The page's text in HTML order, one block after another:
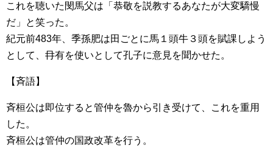
これを聴いた閔馬父は「恭敬を説教するあなたが大変驕慢
だ」と笑った。
紀元前483年、季孫肥は田ごとに馬１頭牛３頭を賦課しよう
として、冄有を使いとして孔子に意見を聞かせた。
【斉語】
斉桓公は即位すると管仲を魯から引き受けて、これを重用
した。
斉桓公は管仲の国政改革を行う。